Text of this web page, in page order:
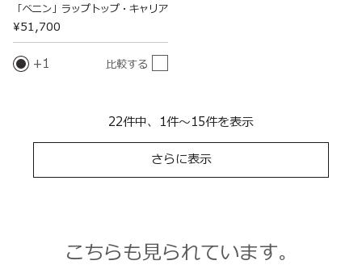
「ベニン」ラップトップ・キャリア
¥51,700
1 比較する
22件中、1件～15件を表示
さらに表示
こちらも見られています。